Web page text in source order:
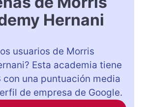
Hernani
usuarios de Morris
Esta academia tiene
con una puntuación media
de empresa de Google.